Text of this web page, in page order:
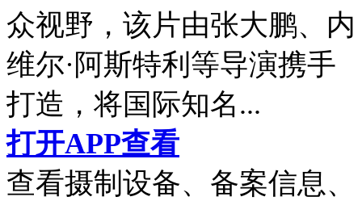
众视野，该片由张大鹏、内
维尔·阿斯特利等导演携手
打造，将国际知名...
打开APP查看
查看摄制设备、备案信息、